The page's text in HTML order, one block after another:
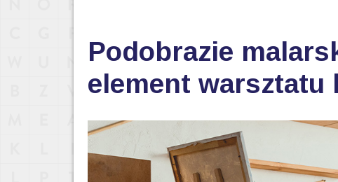
Podobrazie
element warsztatu